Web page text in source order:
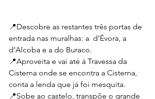
📍Descobre as restantes três portas de
entrada nas muralhas: a  d’Évora, a
d’Alcoba e a do Buraco.
📍Aproveita e vai até à Travessa da
Cisterna onde se encontra a Cisterna,
conta a lenda que já foi mesquita.
📍Sobe ao castelo, transpõe o grande